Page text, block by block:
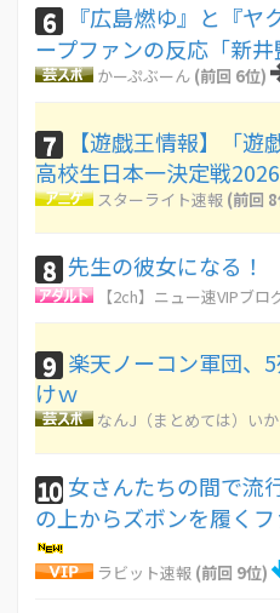
6
『広島燃ゆ』と『
ープファンの反応「新井
かーぷぶーん (前回 6位)
7
【遊戯王情報】「
高校生日本一決定戦
スターライト速報 (前回
8 先生の彼女になる！
【2ch】ニュー速VIPブ
9 楽天ノーコン軍団、
けｗ
なんJ（まとめては）い
10 女さんたちの間で流
の上からズボンを履く
ラビット速報 (前回 9位)